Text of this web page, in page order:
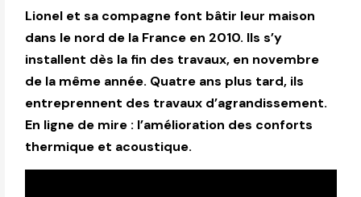
Lionel et sa compagne font bâtir leur maison
dans le nord de la France en 2010. Ils s’y
installent dès la fin des travaux, en novembre
de la même année. Quatre ans plus tard, ils
entreprennent des travaux d’agrandissement.
En ligne de mire : l’amélioration des conforts
thermique et acoustique.